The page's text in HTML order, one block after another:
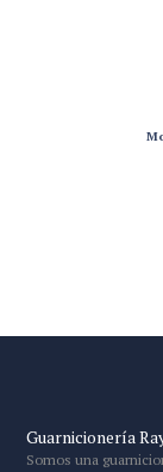
Guarnicionería
Somos una